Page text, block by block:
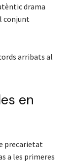
drama
conjunt
arribats al
en
precarietat
a les primeres